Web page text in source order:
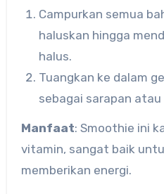
Campurkan semua
haluskan hingga
halus.
Tuangkan ke dalam
sebagai sarapan
Manfaat: Smoothie ini
vitamin, sangat baik
memberikan energi.